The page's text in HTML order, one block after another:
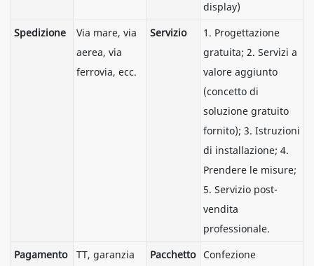
display)
Spedizione
Via mare, via
aerea, via
ferrovia, ecc.
Servizio
1. Progettazione
gratuita; 2. Servizi a
valore aggiunto
(concetto di
soluzione gratuito
fornito); 3. Istruzioni
di installazione; 4.
Prendere le misure;
5. Servizio post-
vendita
professionale.
Pagamento
TT, garanzia
Pacchetto Confezione